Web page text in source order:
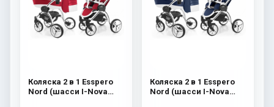
Коляска 2 в 1 Esspero
Nord (шасси I-Nova
Коляска 2 в 1 Esspero
Nord (шасси I-Nova